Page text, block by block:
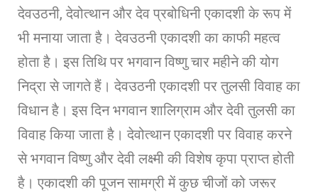
देवउठनी, देवोत्थान और देव प्रबोधिनी एकादशी के रूप में
भी मनाया जाता है। देवउठनी एकादशी का काफी महत्व
होता है। इस तिथि पर भगवान विष्णु चार महीने की योग
निद्रा से जागते हैं। देवउठनी एकादशी पर तुलसी विवाह का
विधान है। इस दिन भगवान शालिग्राम और देवी तुलसी का
विवाह किया जाता है। देवोत्थान एकादशी पर विवाह करने
से भगवान विष्णु और देवी लक्ष्मी की विशेष कृपा प्राप्त होती
है। एकादशी की पूजन सामग्री में कुछ चीजों को जरूर